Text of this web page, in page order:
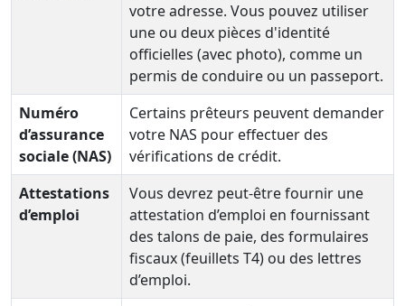
votre adresse. Vous pouvez utiliser
une ou deux pièces d'identité
officielles (avec photo), comme un
permis de conduire ou un passeport.
Numéro
d’assurance
sociale (NAS)
Certains prêteurs peuvent demander
votre NAS pour effectuer des
vérifications de crédit.
Attestations
d’emploi
Vous devrez peut-être fournir une
attestation d’emploi en fournissant
des talons de paie, des formulaires
fiscaux (feuillets T4) ou des lettres
d’emploi.